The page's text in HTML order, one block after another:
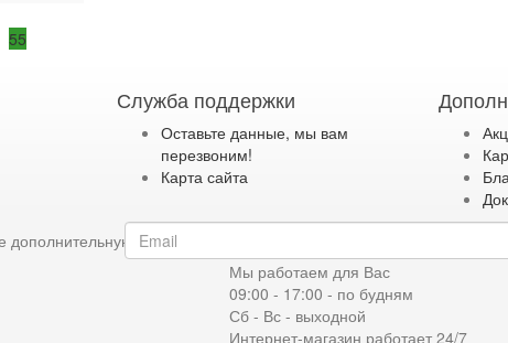
55
Служба поддержки
Оставьте данные, мы вам
перезвоним!
Карта сайта
дополнительную скидку
Мы работаем для Вас
09:00 - 17:00 - по будням
Сб - Вс - выходной
Интернет-магазин работает 24/7